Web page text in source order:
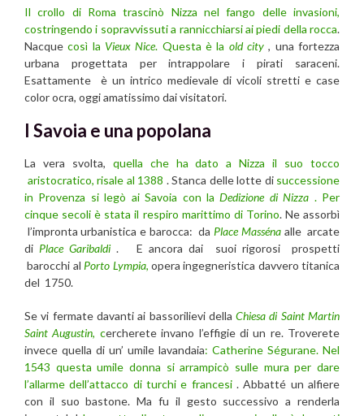
Il crollo di Roma trascinò Nizza nel fango delle invasioni,
costringendo i sopravvissuti a rannicchiarsi ai piedi della rocca.
Nacquecosì la Vieux Nice. Questa è la old city , una fortezza
urbana progettata per intrappolare i pirati saraceni.
Esattamente è un intrico medievale di vicoli stretti e case
color ocra, oggi amatissimo dai visitatori.
I Savoia e una popolana
La vera svolta, quella che ha dato a Nizza il suo tocco
aristocratico, risale al 1388 . Stanca delle lotte di successione
in Provenza si legò ai Savoia con laDedizione di Nizza . Per
cinque secoli è stata il respiro marittimo di Torino. Ne assorbì
l’impronta urbanistica e barocca: da Place Massénaalle arcate
di Place Garibaldi . E ancora dai suoi rigorosi prospetti
barocchi al Porto Lympia, opera ingegneristica davvero titanica
del 1750.
Se vi fermate davanti ai bassorilievi dellaChiesa di Saint Martin
Saint Augustin, cercherete invano l’effigie di un re. Troverete
invece quella di un’ umile lavandaia: Catherine Ségurane. Nel
1543 questa umile donna si arrampicò sulle mura per dare
l’allarme dell’attacco di turchi e francesi . Abbatté un alfiere
con il suo bastone. Ma fu il gesto successivo a renderla